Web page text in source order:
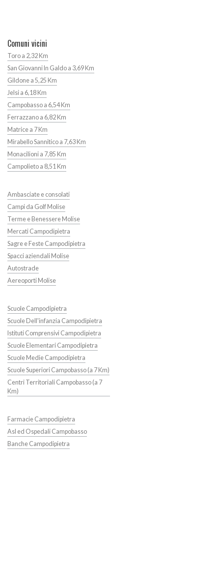
Comuni vicini
Toro a 2,32 Km
San Giovanni In Galdo a 3,69 Km
Gildone a 5,25 Km
Jelsi a 6,18 Km
Campobasso a 6,54 Km
Ferrazzano a 6,82 Km
Matrice a 7 Km
Mirabello Sannitico a 7,63 Km
Monacilioni a 7,85 Km
Campolieto a 8,51 Km
Ambasciate e consolati
Campi da Golf Molise
Terme e Benessere Molise
Mercati Campodipietra
Sagre e Feste Campodipietra
Spacci aziendali Molise
Autostrade
Aereoporti Molise
Scuole Campodipietra
Scuole Dell'infanzia Campodipietra
Istituti Comprensivi Campodipietra
Scuole Elementari Campodipietra
Scuole Medie Campodipietra
Scuole Superiori Campobasso (a 7 Km)
Centri Territoriali Campobasso (a 7
Km)
Farmacie Campodipietra
Asl ed Ospedali Campobasso
Banche Campodipietra